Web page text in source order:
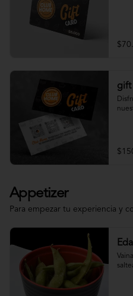
gift
Appetizer
Para empezar tu experiencia y